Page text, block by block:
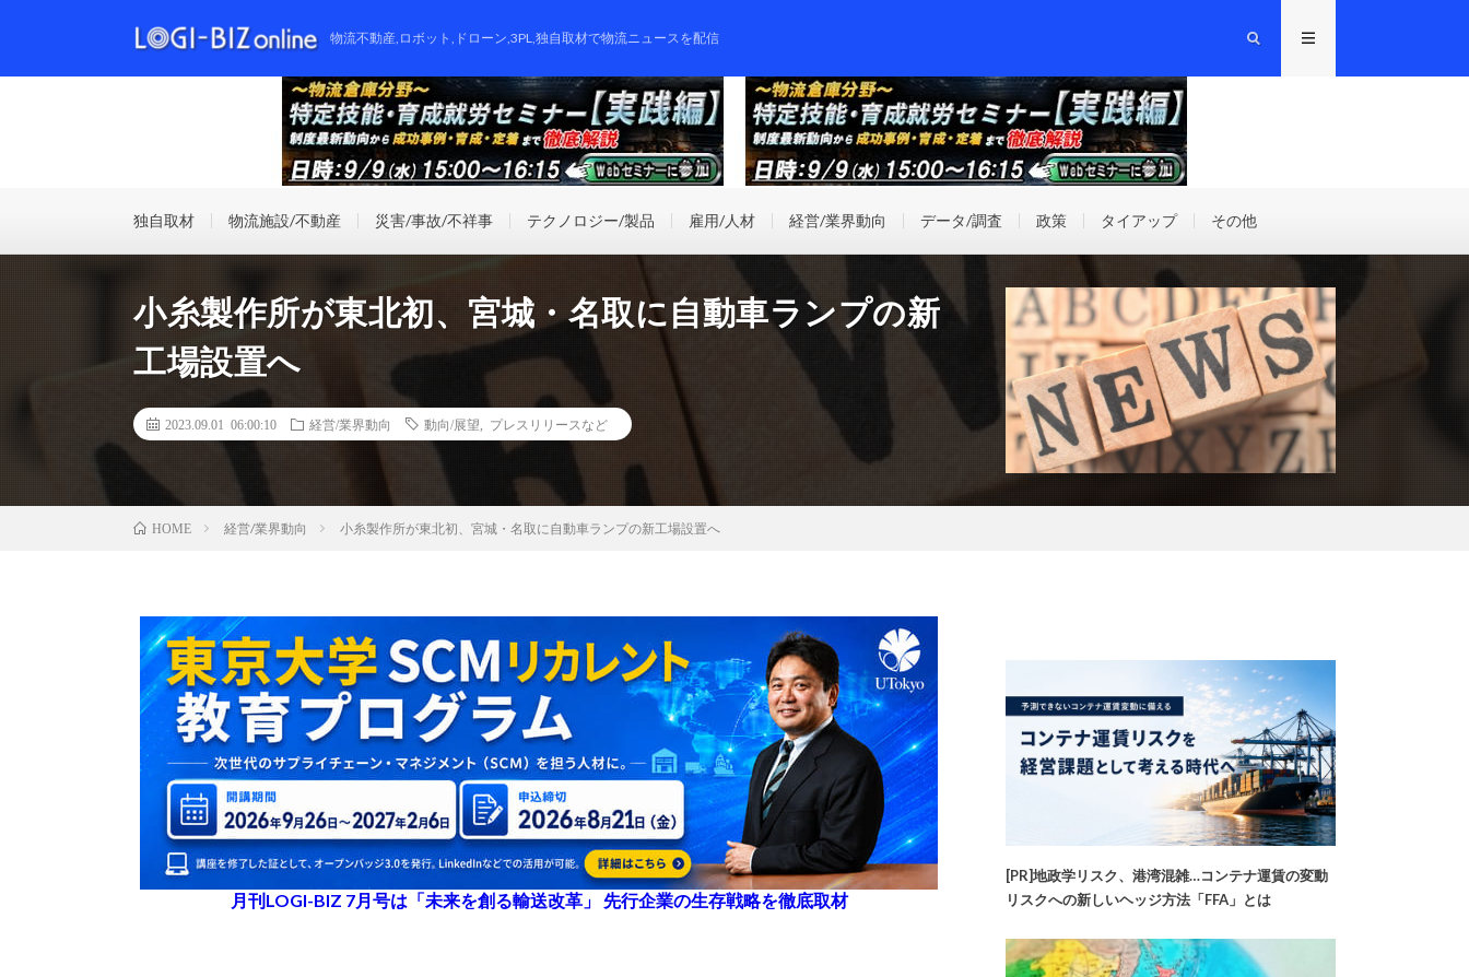
物流不動産,ロボット,ドローン,3PL,独自取材で物流ニュースを配信
独自取材 物流施設/不動産 災害/事故/不祥事 テクノロジー/製品 雇用/人材 経営/業界動向 データ/調査 政策 タイアップ その他
小糸製作所が東北初、宮城・名取に自動車ランプの新
工場設置へ
2023.09.01 06:00:10 経営/業界動向 動向/展望 プレスリリースなど
HOME 経営/業界動向 小糸製作所が東北初、宮城・名取に自動車ランプの新工場設置へ
月刊LOGI-BIZ 7月号は「未来を創る輸送改革」 先行企業の生存戦略を徹底取材
[PR]地政学リスク、港湾混雑…コンテナ運賃の変動
リスクへの新しいヘッジ方法「FFA」とは